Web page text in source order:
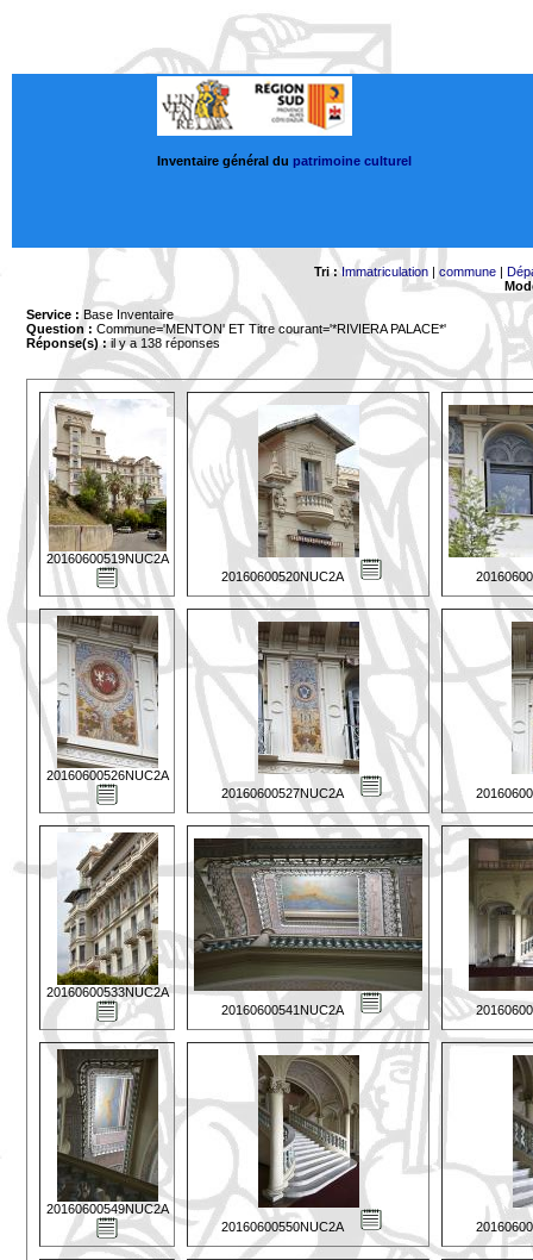
Inventaire général du patrimoine culturel
Tri : Immatriculation |commune |
Service : Base Inventaire
Question : Commune='MENTON' ET Titre courant='*RIVIERA PALACE*'
Réponse(s) :il y a 138 réponses
20160600519NUC2A
20160600520NUC2A
20160600526NUC2A
20160600527NUC2A
20160600533NUC2A
20160600541NUC2A
20160600549NUC2A
20160600550NUC2A